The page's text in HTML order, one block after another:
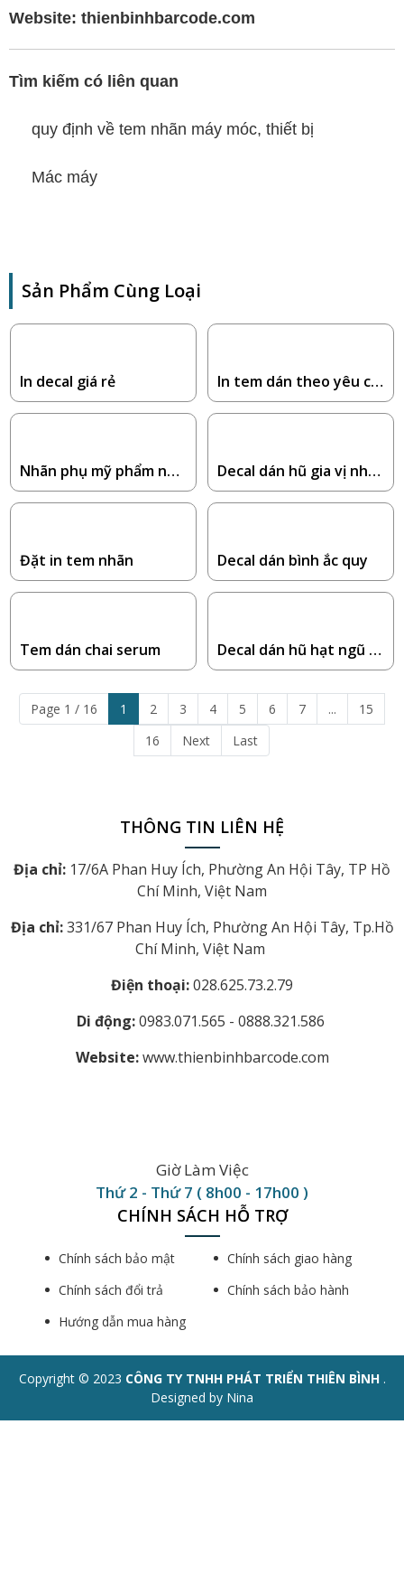
Website: thienbinhbarcode.com
Tìm kiếm có liên quan
quy định về tem nhãn máy móc, thiết bị
Mác máy
Sản Phẩm Cùng Loại
In decal giá rẻ
In tem dán theo yêu cầ
u
Nhãn phụ mỹ phẩm nhậ
p khẩu
Decal dán hũ gia vị nhà
bếp
Đặt in tem nhãn Decal dán bình ắc quy
Tem dán chai serum
Decal dán hũ hạt ngũ c
ốc
Page 1 / 16 1 2 3 4 5 6 7 ...
15
16
Next Last
THÔNG TIN LIÊN HỆ
Địa chỉ: 17/6A Phan Huy Ích, Phường An Hội Tây, TP Hồ
Chí Minh, Việt Nam
Địa chỉ:331/67 Phan Huy Ích, Phường An Hội Tây, Tp.Hồ
Chí Minh, Việt Nam
Điện thoại:028.625.73.2.79
Di động:0983.071.565 - 0888.321.586
Website:www.thienbinhbarcode.com
Giờ Làm Việc
Thứ 2 - Thứ 7 ( 8h00 - 17h00 )
CHÍNH SÁCH HỖ TRỢ
Chính sách bảo mật
Chính sách giao hàng
Chính sách đổi trả
Chính sách bảo hành
Hướng dẫn mua hàng
Copyright © 2023 CÔNG TY TNHH PHÁT TRIỂN THIÊN BÌNH .
Designed by Nina